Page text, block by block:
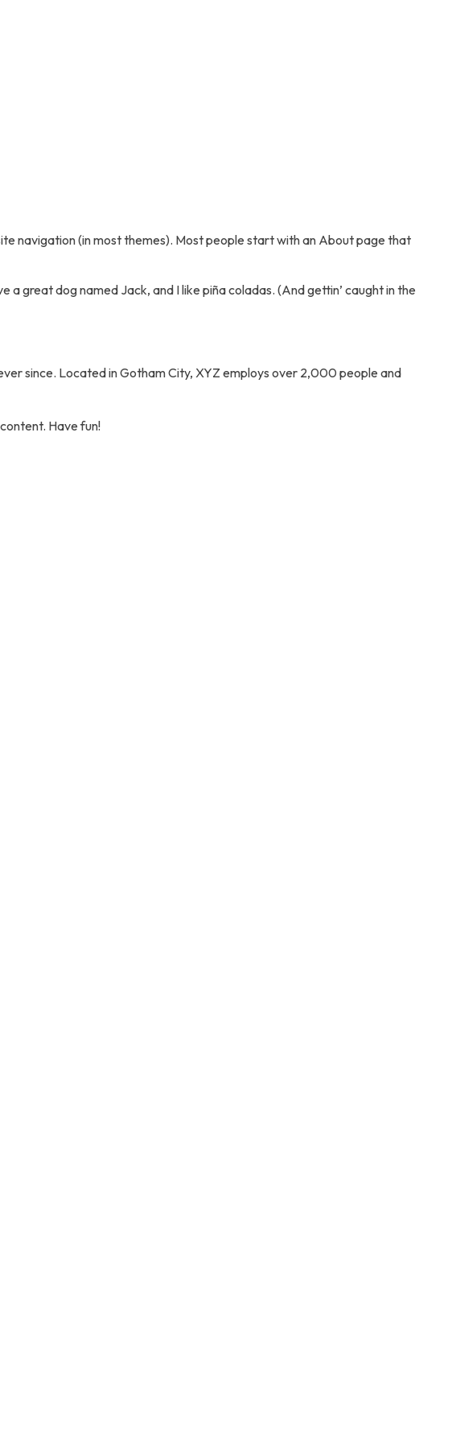
navigation (in most themes). Most people start with an About page that
a great dog named Jack, and I like piña coladas. (And gettin’ caught in the
since. Located in Gotham City, XYZ employs over 2,000 people and
Have fun!